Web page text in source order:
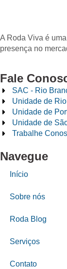
A Roda Viva é
presença no
Fale
SAC - Rio
Unidade de
Unidade de
Unidade de
Trabalhe
Navegue
Início
Sobre nós
Roda Blog
Serviços
Contato